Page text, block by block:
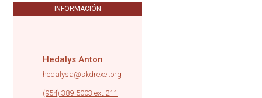
INFORMACIÓN
Hedalys Anton
hedalysa@skdrexel.org
(954) 389-5003 ext 211